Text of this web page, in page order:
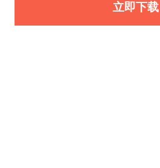
立即下载